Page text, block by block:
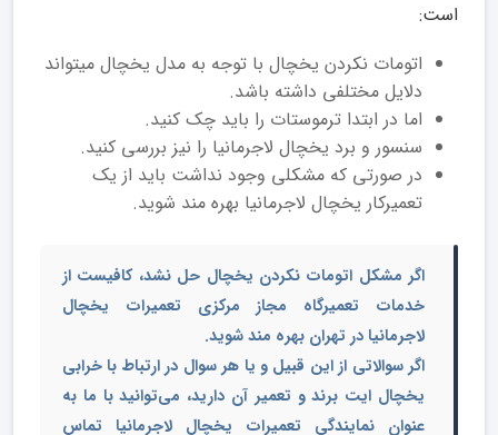
است:
اتومات نکردن یخچال با توجه به مدل یخچال می­تواند
دلایل مختلفی داشته باشد.
اما در ابتدا ترموستات را باید چک کنید.
سنسور و برد یخچال لاجرمانیا را نیز بررسی کنید.
در صورتی که مشکلی وجود نداشت باید از یک
تعمیرکار یخچال لاجرمانیا بهره مند شوید.
اگر مشکل اتومات نکردن یخچال حل نشد، کافیست از
خدمات تعمیرگاه مجاز مرکزی تعمیرات یخچال
لاجرمانیا در تهران بهره مند شوید.
اگر سوالاتی از این قبیل و یا هر سوال در ارتباط با خرابی
یخچال ایت برند و تعمیر آن دارید، می‌توانید با ما به
عنوان نمایندگی تعمیرات یخچال لاجرمانیا تماس